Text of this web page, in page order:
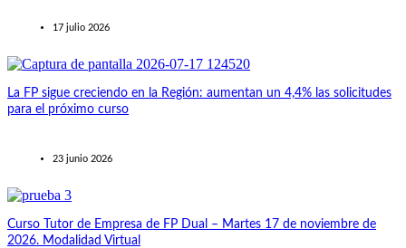
17 julio 2026
La FP sigue creciendo en la Región: aumentan un 4,4% las solicitudes
para el próximo curso
23 junio 2026
Curso Tutor de Empresa de FP Dual – Martes 17 de noviembre de
2026. Modalidad Virtual